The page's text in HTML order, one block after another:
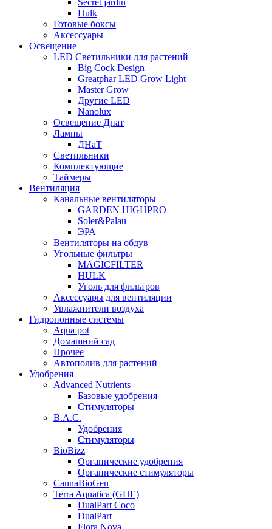
Hulk
Готовые боксы
Аксессуары
Освещение
LED Светильники для растений
Big Cock Design
Greatphar LED Grow Light
Master Grow
Другие LED
Nanolux
Освещение Днат
Лампы
ДНаТ
Светильники
Комплектующие
Таймеры
Вентиляция
Канальные вентиляторы
GARDEN HIGHPRO
Soler&Palau
ЭРА
Вентиляторы на обдув
Угольные фильтры
MAGICFILTER
HULK
Уголь для фильтров
Аксессуары для вентиляции
Увлажнители воздуха
Гидропонные системы
Aqua pot
Домашний сад
Прочее
Автополив для растений
Удобрения
Advanced Nutrients
Базовые удобрения
Стимуляторы
B.A.C.
Удобрения
Стимуляторы
BioBizz
Органические удобрения
Органические стимуляторы
CannaBioGen
Terra Aquatica (GHE)
DualPart Coco
DualPart
Flora Nova